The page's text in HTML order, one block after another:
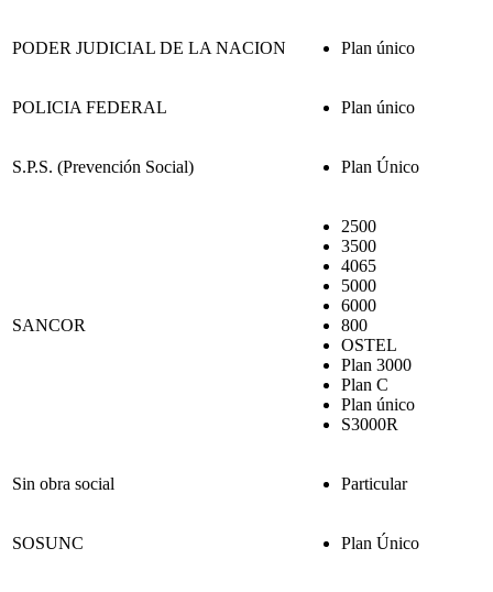
PODER JUDICIAL DE LA NACION Plan único
POLICIA FEDERAL Plan único
S.P.S. (Prevención Social) Plan Único
SANCOR
2500
3500
4065
5000
6000
800
OSTEL
Plan 3000
Plan C
Plan único
S3000R
Sin obra social Particular
SOSUNC Plan Único